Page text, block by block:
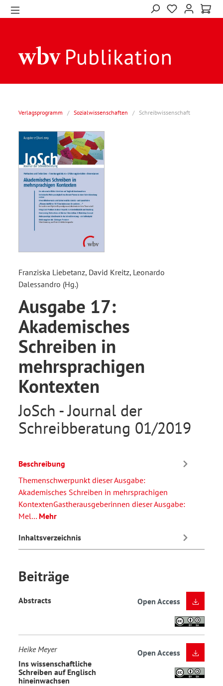
Verlagsprogramm / Sozialwissenschaften / Schreibwissenschaft
Franziska Liebetanz, David Kreitz, Leonardo
Dalessandro (Hg.)
Ausgabe 17:
Akademisches
Schreiben in
mehrsprachigen
Kontexten
JoSch - Journal der
Schreibberatung 01/2019
Beschreibung
Themenschwerpunkt dieser Ausgabe:
Akademisches Schreiben in mehrsprachigen
KontextenGastherausgeberinnen dieser Ausgabe:
Mel… Mehr
Inhaltsverzeichnis
Beiträge
Abstracts Open Access
Heike Meyer
Ins wissenschaftliche
Schreiben auf Englisch
hineinwachsen
Open Access